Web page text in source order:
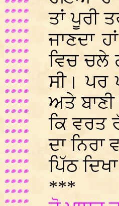
ਤਾਂ ਪੂਰੀ
ਜਾਣਦਾ
ਵਿਚ ਚਲੇ
ਸੀ। ਪਰ
ਅਤੇ
ਕਿ ਵਰਤ
ਦਾ ਨਿਰਾ
ਪਿੱਠ
***